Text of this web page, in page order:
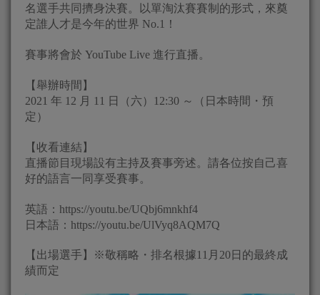
名選手共同擠身決賽。以單淘汰賽賽制的形式，來奠
定誰人才是今年的世界 No.1！
賽事將會於 YouTube Live 進行直播。
【舉辦時間】
2021 年 12 月 11 日（六）12:30 ～（日本時間・預
定）
【收看連結】
直播節目現場設有主持及賽事旁述。請各位按自己喜
好的語言一同享受賽事。
英語：https://youtu.be/UQbj6mnkhf4
日本語：https://youtu.be/UlVyq8AQM7Q
【出場選手】※敬稱略・排名根據11月20日的最終成
績而定